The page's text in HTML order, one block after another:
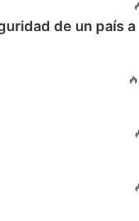
de un país a